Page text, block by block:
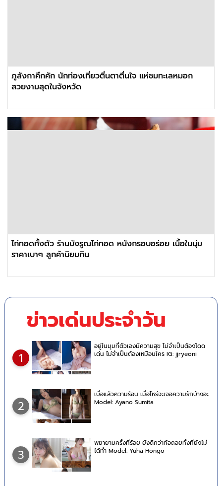
ภูลังกาคึกคัก นักท่องเที่ยวตื่นตาตื่นใจ แห่ชมทะเลหมอก
สวยงามสุดในจังหวัด
ไก่ทอดทั้งตัว ร้านบังรูณไก่ทอด หนังกรอบอร่อย เนื้อในนุ่ม
ราคาเบาๆ ลูกค้านิยมกิน
ข่าวเด่นประจำวัน
1
อยู่ในมุมที่ตัวเองมีความสุข ไม่จำเป็นต้องโดด
เด่น ไม่จำเป็นต้องเหมือนใคร IG: jjryeoni
2
เบื่อแล้วความร้อน เมื่อไหร่จะเจอความรักบ้างอะ
Model: Ayano Sumita
3
พยายามครั้งที่ร้อย ยังดีกว่าท้อถอยทั้งที่ยังไม่
ได้ทำ Model: Yuha Hongo